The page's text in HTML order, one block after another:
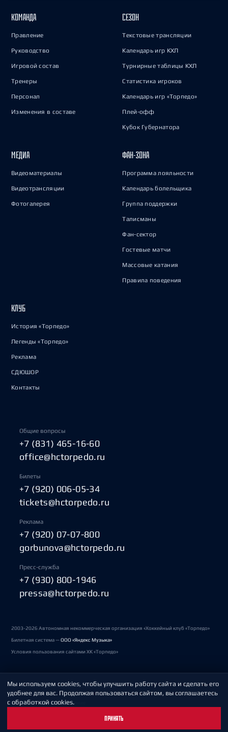
КОМАНДА
Правление
Руководство
Игровой состав
Тренеры
Персонал
Изменения в составе
СЕЗОН
Текстовые трансляции
Календарь игр КХЛ
Турнирные таблицы КХЛ
Статистика игроков
Календарь игр «Торпедо»
Плей-офф
Кубок Губернатора
МЕДИА
Видеоматериалы
Видеотрансляции
Фотогалерея
ФАН-ЗОНА
Программа лояльности
Календарь болельщика
Группа поддержки
Талисманы
Фан-сектор
Гостевые матчи
Массовые катания
Правила поведения
КЛУБ
История «Торпедо»
Легенды «Торпедо»
Реклама
СДЮШОР
Контакты
Общие вопросы
+7 (831) 465-16-60
office@hctorpedo.ru
Билеты
+7 (920) 006-05-34
tickets@hctorpedo.ru
Реклама
+7 (920) 07-07-800
gorbunova@hctorpedo.ru
Пресс-служба
+7 (930) 800-1946
pressa@hctorpedo.ru
2003-2026 Автономная некоммерческая организация «Хоккейный клуб «Торпедо»
Билетная система —ООО «Яндекс Музыка»
Условия пользования сайтами ХК «Торпедо»
Политика обработки персональных данных
Пользовательское соглашение
Мы используем cookies, чтобы улучшить работу сайта и сделать его
удобнее для вас. Продолжая пользоваться сайтом, вы соглашаетесь
с обработкой cookies.
ПРИНЯТЬ